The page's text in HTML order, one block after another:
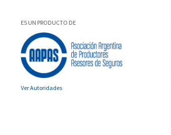
ES UN PRODUCTO DE
Ver Autoridades